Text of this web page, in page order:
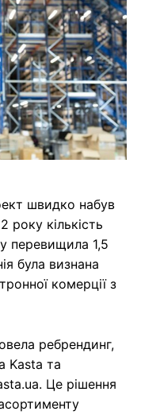
швидко набув
року кількість
перевищила 1,5
була визнана
комерції з
ребрендинг,
Kasta та
Це рішення